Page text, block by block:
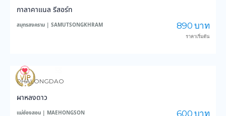
กาลาคาแนล รีสอร์ท
สมุทรสงคราม | SAMUTSONGKHRAM 890 บาท
ราคาเริ่มต้น
6,303
PHALONGDAO
ผาหลงดาว
แม่ฮ่องสอน | MAEHONGSON 600 บาท